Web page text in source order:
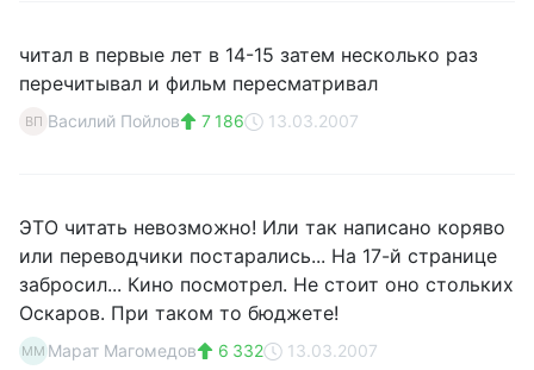
читал в первые лет в 14-15 затем несколько раз
перечитывал и фильм пересматривал
ВП Василий Пойлов 7 186 13.03.2007
ЭТО читать невозможно! Или так написано коряво
или переводчики постарались... На 17-й странице
забросил... Кино посмотрел. Не стоит оно стольких
Оскаров. При таком то бюджете!
ММ Марат Магомедов 6 332 13.03.2007